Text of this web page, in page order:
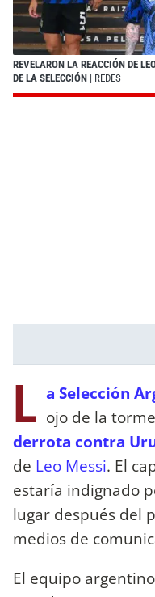
REVELARON LA REACCIÓN DE
DE LA SELECCIÓN | REDES
L a Selección
ojo de la
derrota contra
de Leo Messi. El
estaría indignado
lugar después del
medios de
El equipo